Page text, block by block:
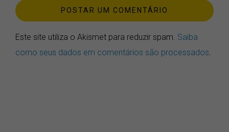
Este site utiliza o Akismet para reduzir spam. Saiba
como seus dados em comentários são processados